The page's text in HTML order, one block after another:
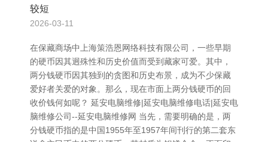
较短
2026-03-11
在保藏商场中上海策浩恩网络科技有限公司，一些早期
的硬币因其迥殊性和历史价值而受到藏家可爱。其中，
两分钱硬币因其独到的贪图和历史布景，成为不少保藏
爱好者关爱的对象。那么，现在市面上两分钱硬币的回
收价钱何如呢？ 延安电脑维修|延安电脑维修电话|延安电
脑维修公司--延安电脑维修网 当先，需要明确的是，两
分钱硬币指的是中国1955年至1957年间刊行的第二套东